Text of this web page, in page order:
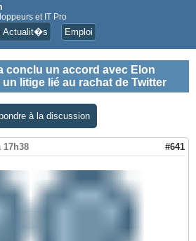
et IT Pro
Actualit�s Emploi
conclu un accord avec Elon
litige lié au rachat de Twitter
à la discussion
17h38 #641